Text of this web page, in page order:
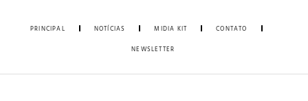
PRINCIPAL NOTÍCIAS MIDIA KIT CONTATO
NEWSLETTER